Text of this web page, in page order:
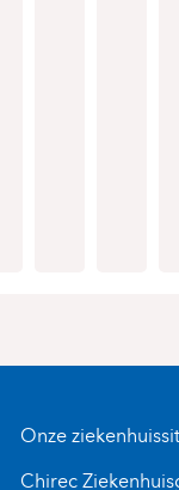
Onze
Chirec